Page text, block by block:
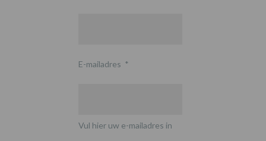
E-mailadres *
Vul hier uw e-mailadres in